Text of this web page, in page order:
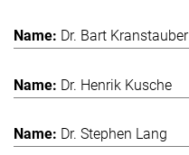
Dr. Bart Kranstauber
Dr. Henrik Kusche
Dr. Stephen Lang